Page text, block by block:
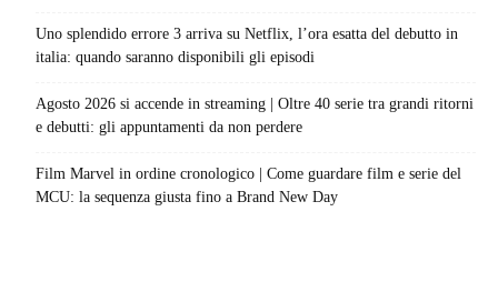
Uno splendido errore 3 arriva su Netflix, l’ora esatta del debutto in
italia: quando saranno disponibili gli episodi
Agosto 2026 si accende in streaming | Oltre 40 serie tra grandi ritorni
e debutti: gli appuntamenti da non perdere
Film Marvel in ordine cronologico | Come guardare film e serie del
MCU: la sequenza giusta fino a Brand New Day